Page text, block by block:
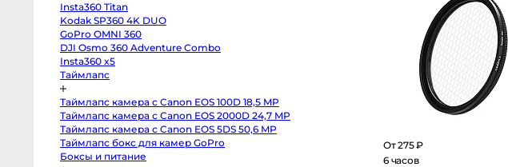
body
Canon
Mark
II
body
Canon
7D
Mark
Insta360 Titan
Kodak SP360 4K DUO
GoPro OMNI 360
DJI Osmo 360 Adventure Combo
Insta360 x5
Таймлапс
Таймлапс камера с Canon EOS 100D 18,5 MP
Таймлапс камера с Canon EOS 2000D 24,7 MP
Таймлапс камера с Canon EOS 5DS 50,6 MP
Таймлапс бокс для камер GoPro
Боксы и питание
От 275 ₽
6 часов